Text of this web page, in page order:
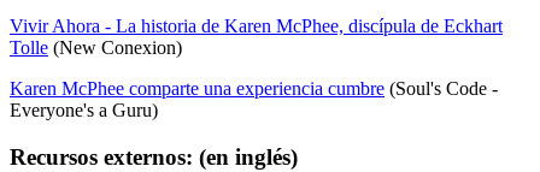
Vivir Ahora - La historia de Karen McPhee, discípula de Eckhart
Tolle (New Conexion)
Karen McPhee comparte una experiencia cumbre (Soul's Code -
Everyone's a Guru)
Recursos externos: (en inglés)